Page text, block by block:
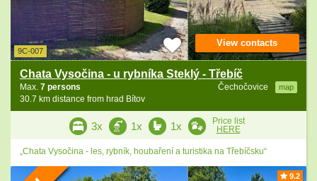
9C-007
Chata Vysočina - u rybníka Steklý - Třebíč
Čechočovice map
Max. 7 persons
30.7 km distance from hrad Bítov
View contacts
3x 1x 1x
Price list
HERE
„Chata Vysočina - les, rybník, houbaření a turistika na Třebíčsku“
9.2